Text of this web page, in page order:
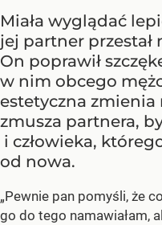
Miała wyglądać
jej partner przestał
On poprawił
w nim obcego
estetyczna zmienia
zmusza partnera,
i człowieka,
od nowa.
„Pewnie pan pomyśli, że
go do tego namawiałam,